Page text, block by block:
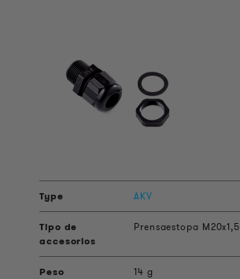
AKV
Prensaestopa M20x1,5
14 g